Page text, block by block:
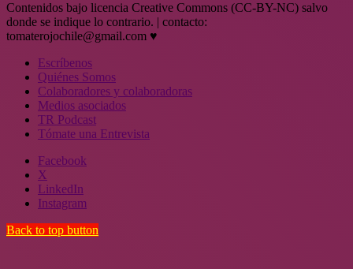
Contenidos bajo licencia Creative Commons (CC-BY-NC) salvo
donde se indique lo contrario. | contacto:
tomaterojochile@gmail.com ♥
Escríbenos
Quiénes Somos
Colaboradores y colaboradoras
Medios asociados
TR Podcast
Tómate una Entrevista
Facebook
X
LinkedIn
Instagram
Back to top button